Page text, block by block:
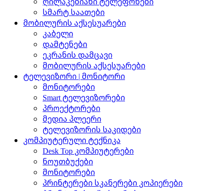
სმარტ საათები
მობილურის აქსესუარები
კაბელი
დამტენები
ეკრანის დამცავი
მობილურის აქსესუარები
ტელევიზორი | მონიტორი
მონიტორები
Smart ტელევიზორები
პროექტორები
მედია პლეერი
ტელევიზორის საკიდები
კომპიუტერული ტექნიკა
Desk Top კომპიუტერები
ნოუთბუქები
მონიტორები
პრინტერები სკანერები კოპიერები